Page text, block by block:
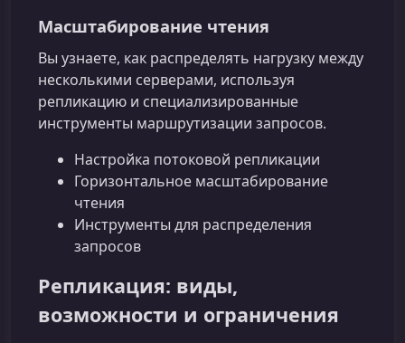
Масштабирование чтения
Вы узнаете, как распределять нагрузку между
несколькими серверами, используя
репликацию и специализированные
инструменты маршрутизации запросов.
Настройка потоковой репликации
Горизонтальное масштабирование
чтения
Инструменты для распределения
запросов
Репликация: виды,
возможности и ограничения